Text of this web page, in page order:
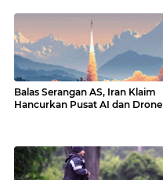
Balas Serangan AS, Iran Klaim
Hancurkan Pusat AI dan Drone